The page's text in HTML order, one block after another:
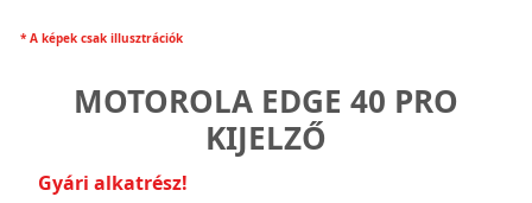
* A képek csak illusztrációk
MOTOROLA EDGE 40 PRO
KIJELZŐ
Gyári alkatrész!